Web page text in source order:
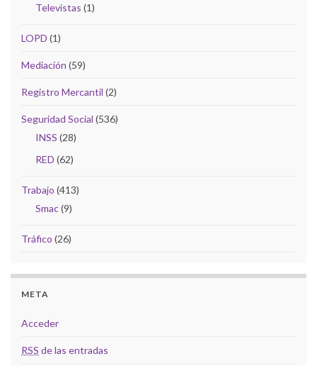
Televistas (1)
LOPD (1)
Mediación (59)
Registro Mercantil (2)
Seguridad Social (536)
INSS (28)
RED (62)
Trabajo (413)
Smac(9)
Tráfico (26)
META
Acceder
RSS de las entradas